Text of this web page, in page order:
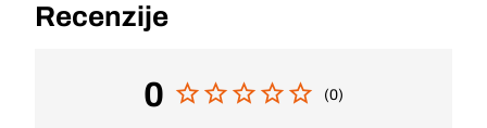
Recenzije
0 (0)